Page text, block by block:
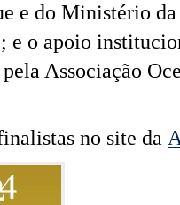
e do Ministério
e o apoio
Associação
no site da